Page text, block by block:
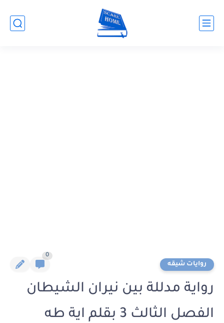
روايات شيقه
0
رواية مدللة بين نيران الشيطان
الفصل الثالث 3 بقلم اية طه